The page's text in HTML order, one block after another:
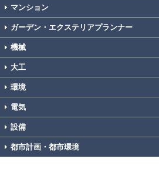
マンション
ガーデン・エクステリアプランナー
機械
大工
環境
電気
設備
都市計画・都市環境